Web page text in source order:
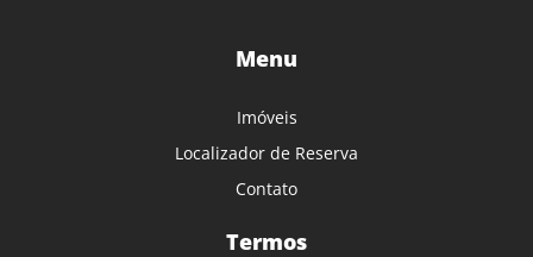
Menu
Imóveis
Localizador de Reserva
Contato
Termos